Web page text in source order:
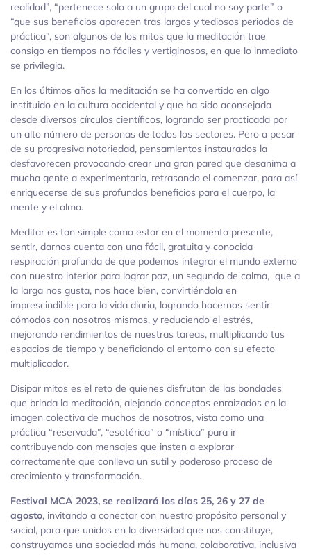
realidad”, “pertenece solo a un grupo del cual no soy parte” o
“que sus beneficios aparecen tras largos y tediosos periodos de
práctica”, son algunos de los mitos que la meditación trae
consigo en tiempos no fáciles y vertiginosos, en que lo inmediato
se privilegia.
En los últimos años la meditación se ha convertido en algo
instituido en la cultura occidental y que ha sido aconsejada
desde diversos círculos científicos, logrando ser practicada por
un alto número de personas de todos los sectores. Pero a pesar
de su progresiva notoriedad, pensamientos instaurados la
desfavorecen provocando crear una gran pared que desanima a
mucha gente a experimentarla, retrasando el comenzar, para así
enriquecerse de sus profundos beneficios para el cuerpo, la
mente y el alma.
Meditar es tan simple como estar en el momento presente,
sentir, darnos cuenta con una fácil, gratuita y conocida
respiración profunda de que podemos integrar el mundo externo
con nuestro interior para lograr paz, un segundo de calma, que a
la larga nos gusta, nos hace bien, convirtiéndola en
imprescindible para la vida diaria, logrando hacernos sentir
cómodos con nosotros mismos, y reduciendo el estrés,
mejorando rendimientos de nuestras tareas, multiplicando tus
espacios de tiempo y beneficiando al entorno con su efecto
multiplicador.
Disipar mitos es el reto de quienes disfrutan de las bondades
que brinda la meditación, alejando conceptos enraizados en la
imagen colectiva de muchos de nosotros, vista como una
práctica “reservada”, “esotérica” o “mística” para ir
contribuyendo con mensajes que insten a explorar
correctamente que conlleva un sutil y poderoso proceso de
crecimiento y transformación.
Festival MCA 2023, se realizará los días 25, 26 y 27 de
agosto, invitando a conectar con nuestro propósito personal y
social, para que unidos en la diversidad que nos constituye,
construyamos una sociedad más humana, colaborativa, inclusiva